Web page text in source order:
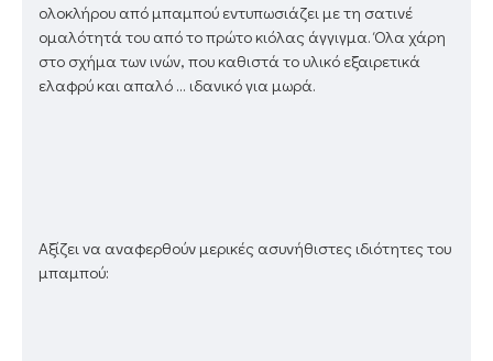
ολοκλήρου από μπαμπού εντυπωσιάζει με τη σατινέ
ομαλότητά του από το πρώτο κιόλας άγγιγμα. Όλα χάρη
στο σχήμα των ινών, που καθιστά το υλικό εξαιρετικά
ελαφρύ και απαλό ... ιδανικό για μωρά.
Αξίζει να αναφερθούν μερικές ασυνήθιστες ιδιότητες του
μπαμπού: